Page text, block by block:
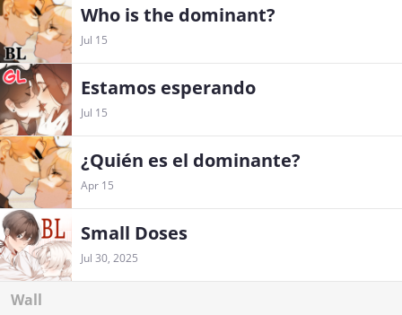
Who is the dominant?
Jul 15
Estamos esperando
Jul 15
¿Quién es el dominante?
Apr 15
Small Doses
Jul 30, 2025
Wall